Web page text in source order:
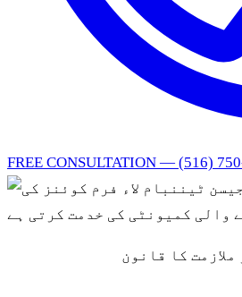
FREE CONSULTATION — (516)
مرکزی مواد پر جائیں
کا قانون